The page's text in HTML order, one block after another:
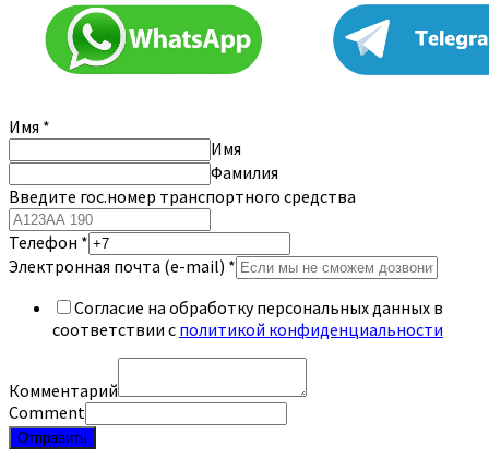
Имя *
Имя
Фамилия
Введите гос.номер транспортного средства
Телефон *
Электронная почта (e-mail) *
Согласие на обработку персональных данных в
соответствии с политикой конфиденциальности
Комментарий
Comment
Отправить